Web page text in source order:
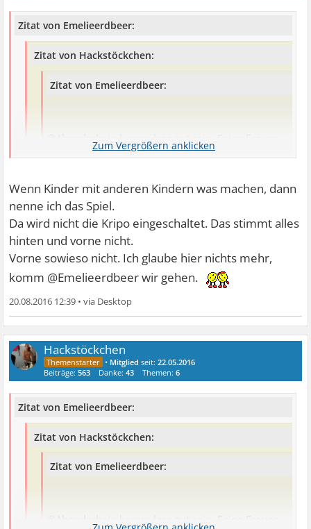
Zitat von Emelieerdbeer:
Zitat von Hackstöckchen:
Zitat von Emelieerdbeer:
@Abendschein komm lass gut sein. Seine Frauen
sind gegangen seine Kinder sind auch alle weg er
sollten uns ein Beispiel daran nehmen und auch
gehen. Mit solchen Menschen kann man sich nicht
einlassen.
meine kinder kommen auch zurueck wenn die kripo
fertig ist verlass dich drauf.
träum weiter
Wenn Kinder mit anderen Kindern was machen, dann
nenne ich das Spiel.
Da wird nicht die Kripo eingeschaltet. Das stimmt alles
hinten und vorne nicht.
Vorne sowieso nicht. Ich glaube hier nichts mehr,
komm @Emelieerdbeer wir gehen.
20.08.2016 12:39 •
Hackstöckchen
• Mitglied seit:22.05.2016
Beiträge:563 Danke:43 Themen:6
Zitat von Emelieerdbeer:
Zitat von Hackstöckchen:
Zitat von Emelieerdbeer:
@Abendschein komm lass gut sein. Seine Frauen